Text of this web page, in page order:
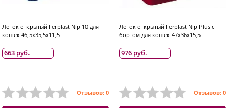
Лоток открытый Ferplast Nip 10 для
кошек 46,5x35,5x11,5
663 руб.
Отзывов: 0
Лоток открытый Ferplast Nip Plus с
бортом для кошек 47x36x15,5
976 руб.
Отзывов: 0